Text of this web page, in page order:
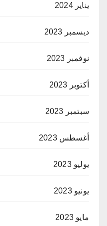
يناير 2024
ديسمبر 2023
نوفمبر 2023
أكتوبر 2023
سبتمبر 2023
أغسطس 2023
يوليو 2023
يونيو 2023
مايو 2023